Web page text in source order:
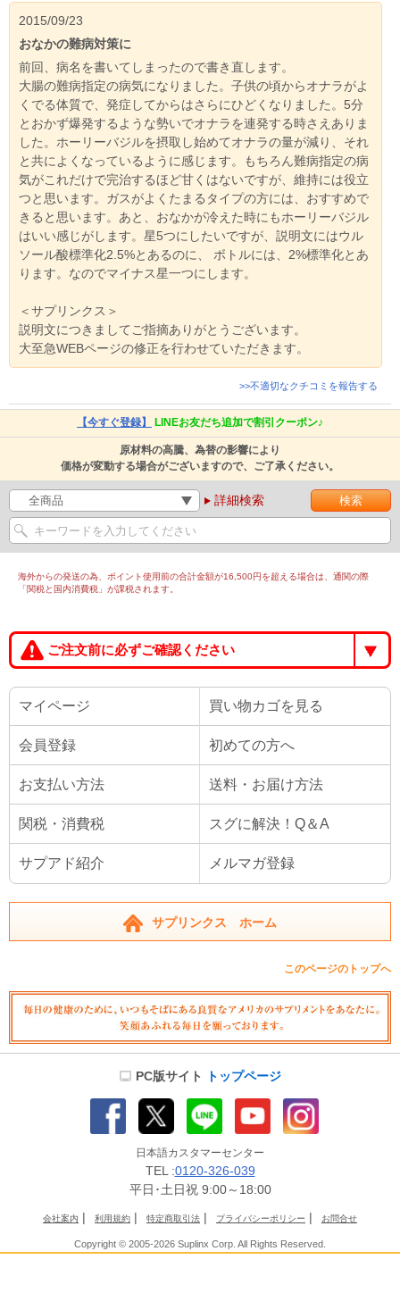
2015/09/23
おなかの難病対策に
前回、病名を書いてしまったので書き直します。
大腸の難病指定の病気になりました。子供の頃からオナラがよ
くでる体質で、発症してからはさらにひどくなりました。5分
とおかず爆発するような勢いでオナラを連発する時さえありま
した。ホーリーバジルを摂取し始めてオナラの量が減り、それ
と共によくなっているように感じます。もちろん難病指定の病
気がこれだけで完治するほど甘くはないですが、維持には役立
つと思います。ガスがよくたまるタイプの方には、おすすめで
きると思います。あと、おなかが冷えた時にもホーリーバジル
はいい感じがします。星5つにしたいですが、説明文にはウル
ソール酸標準化2.5%とあるのに、 ボトルには、2%標準化とあ
ります。なのでマイナス星一つにします。
＜サプリンクス＞
説明文につきましてご指摘ありがとうございます。
大至急WEBページの修正を行わせていただきます。
>>不適切なクチコミを報告する
【今すぐ登録】 LINEお友だち追加で割引クーポン♪
原材料の高騰、為替の影響により
価格が変動する場合がございますので、ご了承ください。
詳細検索
海外からの発送の為、ポイント使用前の合計金額が16,500円を超える場合は、通関の際
「関税と国内消費税」が課税されます。
ご注文前に必ずご確認ください
マイページ 買い物カゴを見る
会員登録 初めての方へ
お支払い方法 送料・お届け方法
関税・消費税 スグに解決！Q＆A
サプアド紹介 メルマガ登録
サプリンクス ホーム
このページのトップへ
PC版サイト トップページ
日本語カスタマーセンター
TEL :0120-326-039
平日･土日祝 9:00～18:00
会社案内 | 利用規約 | 特定商取引法 | プライバシーポリシー | お問合せ
Copyright © 2005-2026 Suplinx Corp. All Rights Reserved.